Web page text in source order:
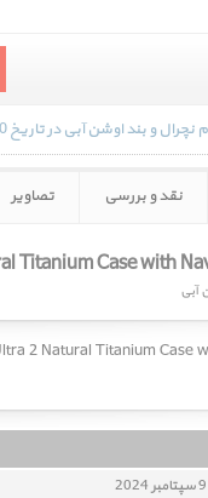
نقد و بررسی تصاویر
9 سپتامبر 2024